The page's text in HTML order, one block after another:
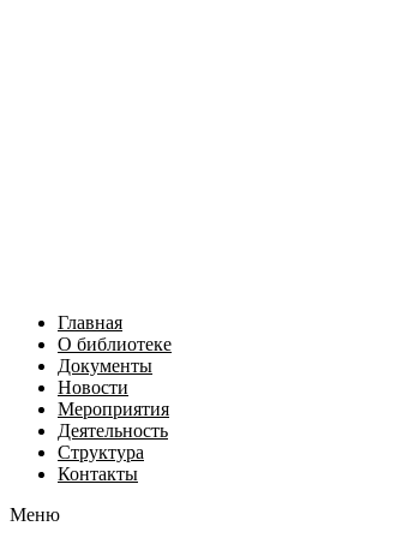
Главная
О библиотеке
Документы
Новости
Мероприятия
Деятельность
Структура
Контакты
Меню